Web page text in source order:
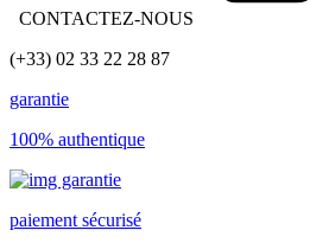
CONTACTEZ-NOUS
(+33) 02 33 22 28 87
garantie
100% authentique
paiement sécurisé